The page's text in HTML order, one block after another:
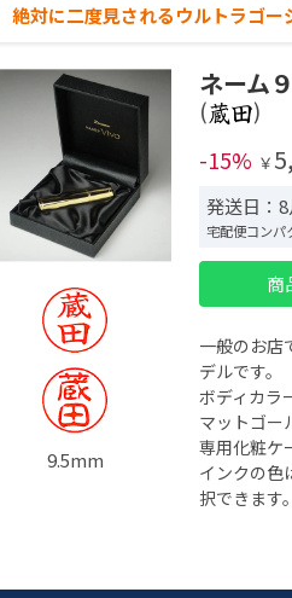
絶対に二度見されるウルトラゴー
9.5mm
ネーム
(
)
-15% ￥
発送日：
宅配便コンパ
商
一般のお店
デルです。
ボディカラ
マットゴー
専用化粧ケ
インクの色
択できます。